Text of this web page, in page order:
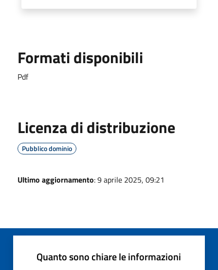
Formati disponibili
Pdf
Licenza di distribuzione
Pubblico dominio
Ultimo aggiornamento: 9 aprile 2025, 09:21
Quanto sono chiare le informazioni